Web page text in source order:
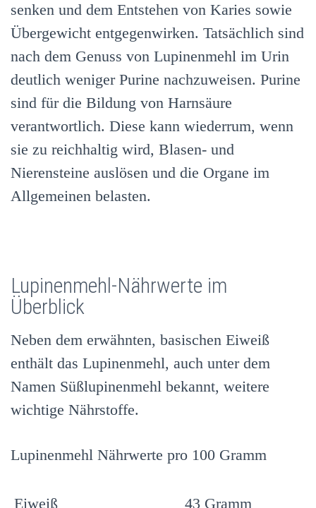
senken und dem Entstehen von Karies sowie
Übergewicht entgegenwirken. Tatsächlich sind
nach dem Genuss von Lupinenmehl im Urin
deutlich weniger Purine nachzuweisen. Purine
sind für die Bildung von Harnsäure
verantwortlich. Diese kann wiederrum, wenn
sie zu reichhaltig wird, Blasen- und
Nierensteine auslösen und die Organe im
Allgemeinen belasten.
Lupinenmehl-Nährwerte im
Überblick
Neben dem erwähnten, basischen Eiweiß
enthält das Lupinenmehl, auch unter dem
Namen Süßlupinenmehl bekannt, weitere
wichtige Nährstoffe.
Lupinenmehl Nährwerte pro 100 Gramm
Eiweiß 43 Gramm